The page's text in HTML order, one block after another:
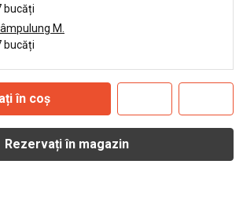
bucăți
M.
bucăți
în coș
Rezervați în magazin